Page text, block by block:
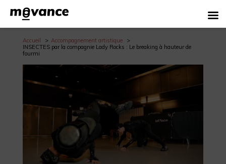
Accueil
Accompagnement artistique
INSECTES par la compagnie Lady Rocks : Le breaking à hauteur de
fourmi